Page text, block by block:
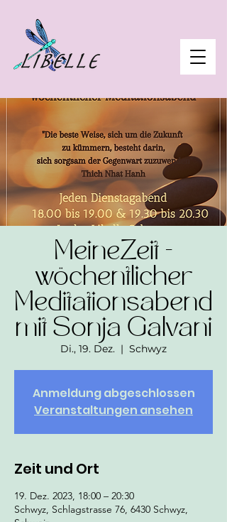
MeineZeit -
wöchentlicher
Meditationsabend
mit Sonja Galvani
Di., 19. Dez.
  |
Schwyz
Anmeldung abgeschlossen
Veranstaltungen ansehen
Zeit und Ort
19. Dez. 2023, 18:00 – 20:30
Schwyz, Schlagstrasse 76, 6430 Schwyz,